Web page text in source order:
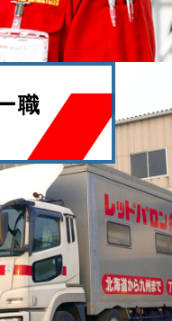
職